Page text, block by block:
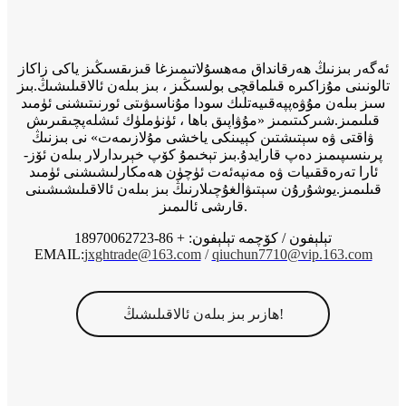
ئەگەر بىزنىڭ ھەرقانداق مەھسۇلاتىمىزغا قىزىقسىڭىز ياكى زاكاز
تالونىنى مۇزاكىرە قىلماقچى بولسىڭىز ، بىز بىلەن ئالاقىلىشىڭ.بىز
سىز بىلەن مۇۋەپپەقىيەتلىك سودا مۇناسىۋىتى ئورنىتىشنى ئۈمىد
قىلىمىز.شىركىتىمىز «مۇۋاپىق باھا ، ئۈنۈملۈك ئىشلەپچىقىرىش
ۋاقتى ۋە سېتىشتىن كېيىنكى ياخشى مۇلازىمەت» نى بىزنىڭ
پرىنسىپىمىز دەپ قارايدۇ.بىز تېخىمۇ كۆپ خېرىدارلار بىلەن ئۆز-
ئارا تەرەققىيات ۋە مەنپەئەت ئۈچۈن ھەمكارلىشىشنى ئۈمىد
قىلىمىز.يوشۇرۇن سېتىۋالغۇچىلارنىڭ بىز بىلەن ئالاقىلىشىشىنى
قارشى ئالىمىز.
تېلېفون / كۆچمە تېلېفون: + 86-18970062723
EMAIL:jxghtrade@163.com/qiuchun7710@vip.163.com
ھازىر بىز بىلەن ئالاقىلىشىڭ!